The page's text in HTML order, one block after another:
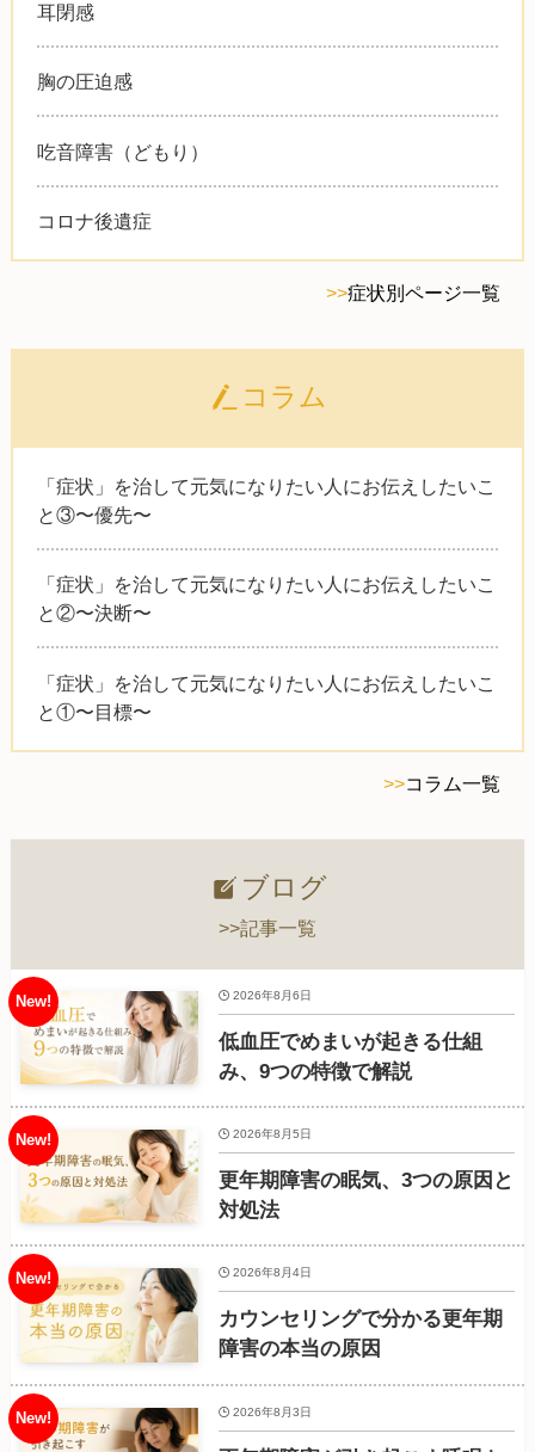
耳閉感
胸の圧迫感
吃音障害（どもり）
コロナ後遺症
>>症状別ページ一覧
コラム
「症状」を治して元気になりたい人にお伝えしたいこ
と③〜優先〜
「症状」を治して元気になりたい人にお伝えしたいこ
と②〜決断〜
「症状」を治して元気になりたい人にお伝えしたいこ
と①〜目標〜
>>コラム一覧
ブログ
>>記事一覧
低血圧でめまいが起きる仕組
み、9つの特徴で解説
2026年8月6日
更年期障害の眠気、3つの原因と
対処法
2026年8月5日
カウンセリングで分かる更年期
障害の本当の原因
2026年8月4日
2026年8月3日